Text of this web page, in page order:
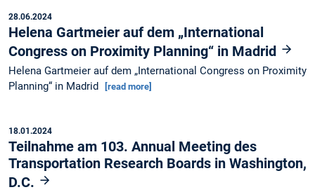
28.06.2024
Helena Gartmeier auf dem „International
Congress on Proximity Planning“ in Madrid
Helena Gartmeier auf dem „International Congress on Proximity
Planning“ in Madrid
[read more]
18.01.2024
Teilnahme am 103. Annual Meeting des
Transportation Research Boards in Washington,
D.C.